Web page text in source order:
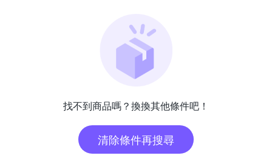
找不到商品嗎？換換其他條件吧！
清除條件再搜尋